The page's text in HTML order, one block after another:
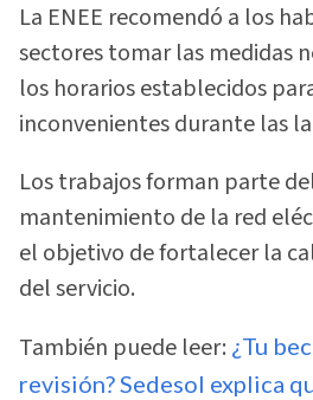
La ENEE recomendó a los
sectores tomar las medidas
los horarios establecidos
inconvenientes durante las
Los trabajos forman parte
mantenimiento de la red
el objetivo de fortalecer la
del servicio.
También puede leer: ¿Tu
revisión? Sedesol explica